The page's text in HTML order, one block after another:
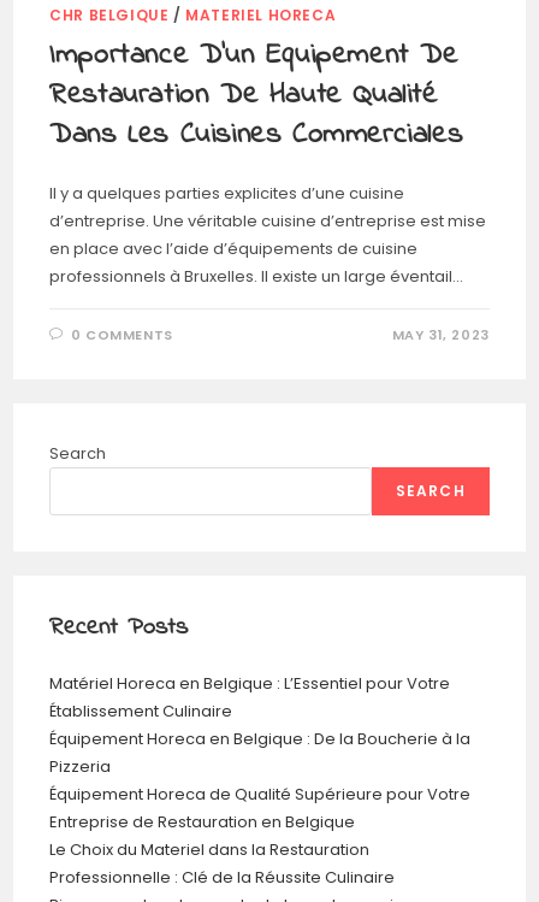
CHR BELGIQUE / MATERIEL HORECA
Importance D’un Equipement De
Restauration De Haute Qualité
Dans Les Cuisines Commerciales
Il y a quelques parties explicites d’une cuisine
d’entreprise. Une véritable cuisine d’entreprise est mise
en place avec l’aide d’équipements de cuisine
professionnels à Bruxelles. Il existe un large éventail…
0 COMMENTS MAY 31, 2023
Search
SEARCH
Recent Posts
Matériel Horeca en Belgique : L’Essentiel pour Votre
Établissement Culinaire
Équipement Horeca en Belgique : De la Boucherie à la
Pizzeria
Équipement Horeca de Qualité Supérieure pour Votre
Entreprise de Restauration en Belgique
Le Choix du Materiel dans la Restauration
Professionnelle : Clé de la Réussite Culinaire